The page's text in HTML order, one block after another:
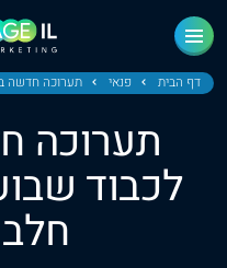
דף הבית פנאי תערוכה חדשה
תערוכה
לכבוד